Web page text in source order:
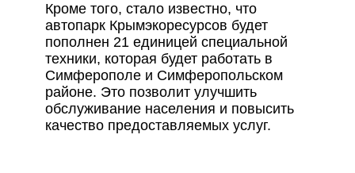
Кроме того, стало известно, что
автопарк Крымэкоресурсов будет
пополнен 21 единицей специальной
техники, которая будет работать в
Симферополе и Симферопольском
районе. Это позволит улучшить
обслуживание населения и повысить
качество предоставляемых услуг.